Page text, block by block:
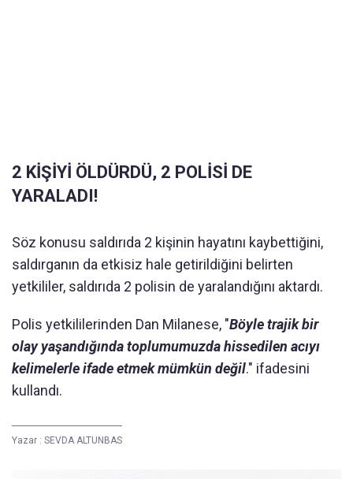
2 KİŞİYİ ÖLDÜRDÜ, 2 POLİSİ DE
YARALADI!
Söz konusu saldırıda 2 kişinin hayatını kaybettiğini,
saldırganın da etkisiz hale getirildiğini belirten
yetkililer, saldırıda 2 polisin de yaralandığını aktardı.
Polis yetkililerinden Dan Milanese, "Böyle trajik bir
olay yaşandığında toplumumuzda hissedilen acıyı
kelimelerle ifade etmek mümkün değil." ifadesini
kullandı.
Yazar : SEVDA ALTUNBAS